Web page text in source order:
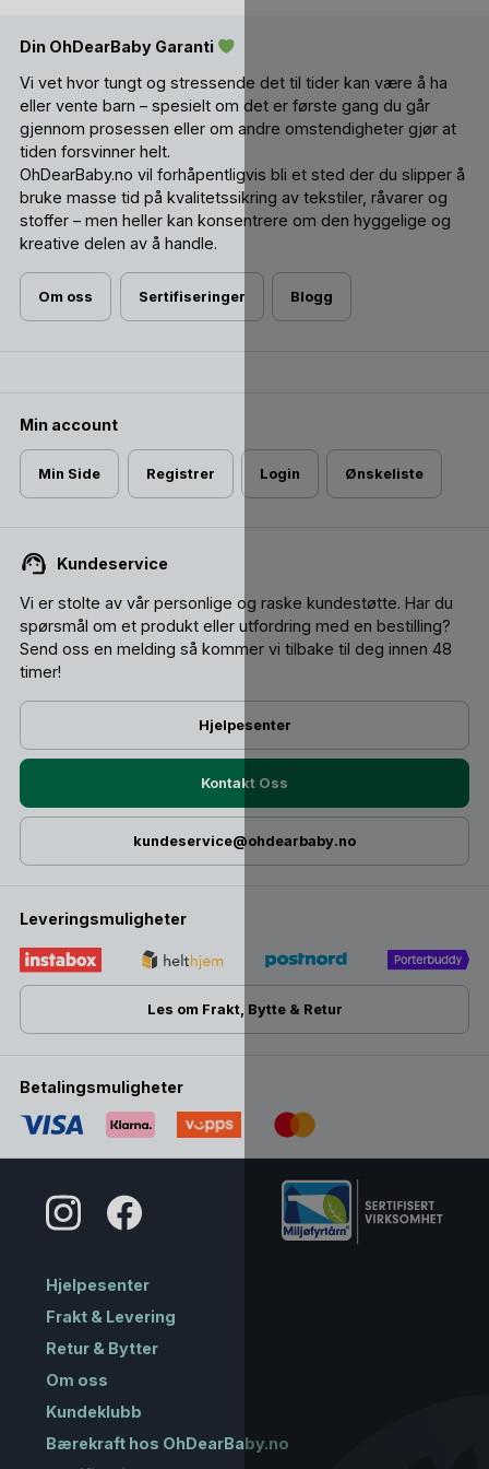
Din OhDearBaby Garanti
Vi vet hvor tungt og stressende det til tider kan være å ha
eller vente barn – spesielt om det er første gang du går
gjennom prosessen eller om andre omstendigheter gjør at
tiden forsvinner helt.
OhDearBaby.no vil forhåpentligvis bli et sted der du slipper å
bruke masse tid på kvalitetssikring av tekstiler, råvarer og
stoffer – men heller kan konsentrere om den hyggelige og
kreative delen av å handle.
Om oss Sertifiseringer Blogg
Min account
Min Side Registrer Login Ønskeliste
Kundeservice
Vi er stolte av vår personlige og raske kundestøtte. Har du
spørsmål om et produkt eller utfordring med en bestilling?
Send oss ​​en melding så kommer vi tilbake til deg innen 48
timer!
Hjelpesenter
Kontakt Oss
kundeservice@ohdearbaby.no
Leveringsmuligheter
Les om Frakt, Bytte & Retur
Betalingsmuligheter
Hjelpesenter
Frakt & Levering
Retur & Bytter
Om oss
Kundeklubb
Bærekraft hos OhDearBaby.no